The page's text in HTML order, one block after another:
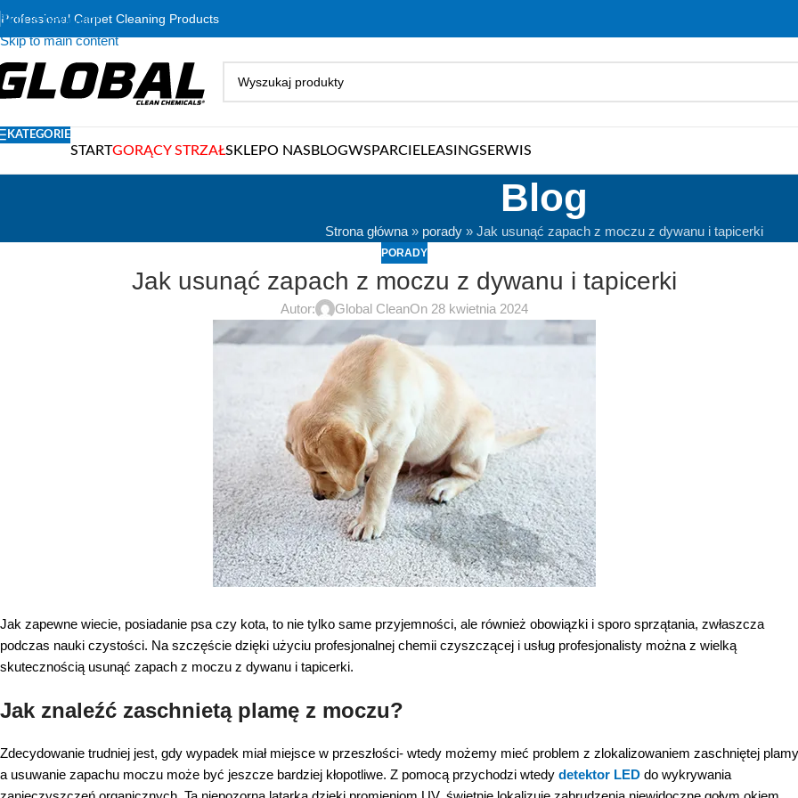
Skip to navigation
Skip to main content
Professional Carpet Cleaning Products
KATEGORIE
STARTGORĄCY STRZAŁSKLEPO NAS BLOGWSPARCIELEASINGSERWIS
Blog
Strona główna » porady » Jak usunąć zapach z moczu z dywanu i tapicerki
PORADY
Jak usunąć zapach z moczu z dywanu i tapicerki
Autor: Global CleanOn 28 kwietnia 2024
Jak zapewne wiecie, posiadanie psa czy kota, to nie tylko same przyjemności, ale również obowiązki i sporo sprzątania, zwłaszcza
podczas nauki czystości. Na szczęście dzięki użyciu profesjonalnej chemii czyszczącej i usług profesjonalisty można z wielką
skutecznością usunąć zapach z moczu z dywanu i tapicerki.
Jak znaleźć zaschnietą plamę z moczu?
Zdecydowanie trudniej jest, gdy wypadek miał miejsce w przeszłości- wtedy możemy mieć problem z zlokalizowaniem zaschniętej
a usuwanie zapachu moczu może być jeszcze bardziej kłopotliwe. Z pomocą przychodzi wtedy detektor LED do wykrywania